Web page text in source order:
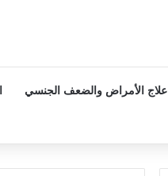
علاج الأمراض والضعف الجنسي